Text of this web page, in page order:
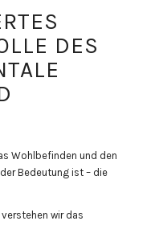
DES
Wohlbefinden und den
Bedeutung ist – die
wir das